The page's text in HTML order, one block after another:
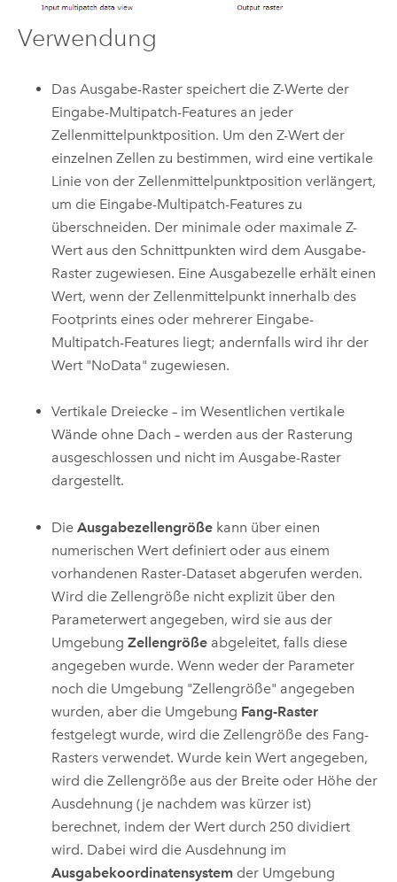
Verwendung
Das Ausgabe-Raster speichert die Z-Werte der
Eingabe-Multipatch-Features an jeder
Zellenmittelpunktposition. Um den Z-Wert der
einzelnen Zellen zu bestimmen, wird eine vertikale
Linie von der Zellenmittelpunktposition verlängert,
um die Eingabe-Multipatch-Features zu
überschneiden. Der minimale oder maximale Z-
Wert aus den Schnittpunkten wird dem Ausgabe-
Raster zugewiesen. Eine Ausgabezelle erhält einen
Wert, wenn der Zellenmittelpunkt innerhalb des
Footprints eines oder mehrerer Eingabe-
Multipatch-Features liegt; andernfalls wird ihr der
Wert "NoData" zugewiesen.
Vertikale Dreiecke – im Wesentlichen vertikale
Wände ohne Dach – werden aus der Rasterung
ausgeschlossen und nicht im Ausgabe-Raster
dargestellt.
DieAusgabezellengröße kann über einen
numerischen Wert definiert oder aus einem
vorhandenen Raster-Dataset abgerufen werden.
Wird die Zellengröße nicht explizit über den
Parameterwert angegeben, wird sie aus der
UmgebungZellengröße abgeleitet, falls diese
angegeben wurde. Wenn weder der Parameter
noch die Umgebung "Zellengröße" angegeben
wurden, aber die Umgebung Fang-Raster
festgelegt wurde, wird die Zellengröße des Fang-
Rasters verwendet. Wurde kein Wert angegeben,
wird die Zellengröße aus der Breite oder Höhe der
Ausdehnung (je nachdem was kürzer ist)
berechnet, indem der Wert durch 250 dividiert
wird. Dabei wird die Ausdehnung im
Ausgabekoordinatensystem der Umgebung